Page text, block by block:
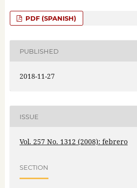
PDF (SPANISH)
PUBLISHED
2018-11-27
ISSUE
Vol. 257 No. 1312 (2008): febrero
SECTION